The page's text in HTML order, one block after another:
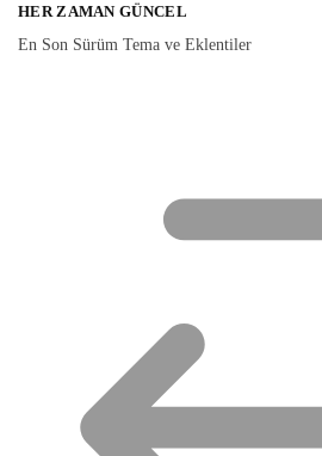
HER ZAMAN GÜNCEL
En Son Sürüm Tema ve Eklentiler